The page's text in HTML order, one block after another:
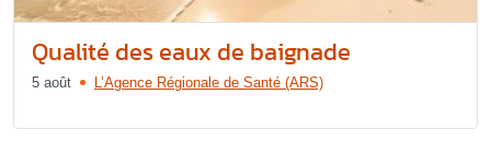
Qualité des eaux de baignade
5 août L’Agence Régionale de Santé (ARS)